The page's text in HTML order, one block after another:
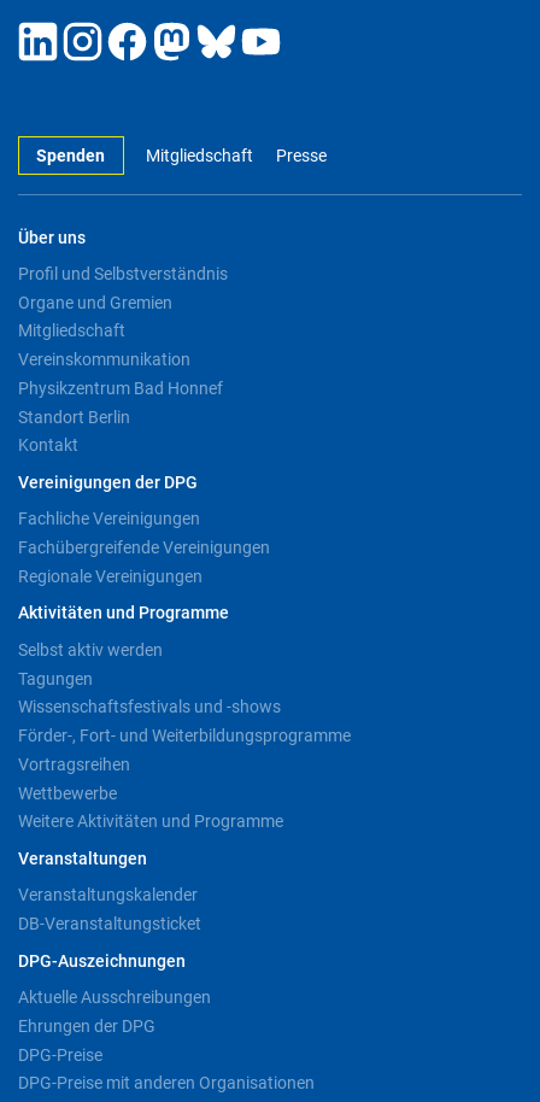
Spenden Mitgliedschaft Presse
Über uns
Profil und Selbstverständnis
Organe und Gremien
Mitgliedschaft
Vereinskommunikation
Physikzentrum Bad Honnef
Standort Berlin
Kontakt
Vereinigungen der DPG
Fachliche Vereinigungen
Fachübergreifende Vereinigungen
Regionale Vereinigungen
Aktivitäten und Programme
Selbst aktiv werden
Tagungen
Wissenschaftsfestivals und -shows
Förder-, Fort- und Weiterbildungsprogramme
Vortragsreihen
Wettbewerbe
Weitere Aktivitäten und Programme
Veranstaltungen
Veranstaltungskalender
DB-Veranstaltungsticket
DPG-Auszeichnungen
Aktuelle Ausschreibungen
Ehrungen der DPG
DPG-Preise
DPG-Preise mit anderen Organisationen